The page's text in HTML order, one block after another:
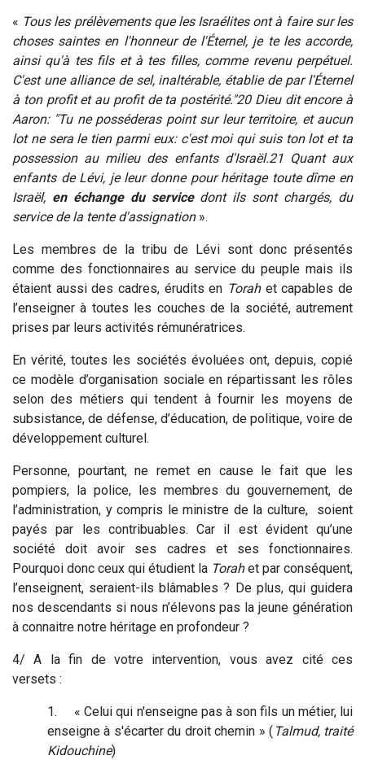
« Tous les prélèvements que les Israélites ont à faire sur les
choses saintes en l'honneur de l'Éternel, je te les accorde,
ainsi qu'à tes fils et à tes filles, comme revenu perpétuel.
C'est une alliance de sel, inaltérable, établie de par l'Éternel
à ton profit et au profit de ta postérité."20 Dieu dit encore à
Aaron: "Tu ne posséderas point sur leur territoire, et aucun
lot ne sera le tien parmi eux: c'est moi qui suis ton lot et ta
possession au milieu des enfants d'Israël.21 Quant aux
enfants de Lévi, je leur donne pour héritage toute dîme en
Israël, en échange du servicedont ils sont chargés, du
service de la tente d'assignation ».
Les membres de la tribu de Lévi sont donc présentés
comme des fonctionnaires au service du peuple mais ils
étaient aussi des cadres, érudits en Torahet capables de
l’enseigner à toutes les couches de la société, autrement
prises par leurs activités rémunératrices.
En vérité, toutes les sociétés évoluées ont, depuis, copié
ce modèle d’organisation sociale en répartissant les rôles
selon des métiers qui tendent à fournir les moyens de
subsistance, de défense, d’éducation, de politique, voire de
développement culturel.
Personne, pourtant, ne remet en cause le fait que les
pompiers, la police, les membres du gouvernement, de
l’administration, y compris le ministre de la culture, soient
payés par les contribuables. Car il est évident qu’une
société doit avoir ses cadres et ses fonctionnaires.
Pourquoi donc ceux qui étudient la Torahet par conséquent,
l’enseignent, seraient-ils blâmables ? De plus, qui guidera
nos descendants si nous n’élevons pas la jeune génération
à connaitre notre héritage en profondeur ?
4/ A la fin de votre intervention, vous avez cité ces
versets :
1. « Celui qui n'enseigne pas à son fils un métier, lui
enseigne à s'écarter du droit chemin » ( Talmud, traité
Kidouchine)